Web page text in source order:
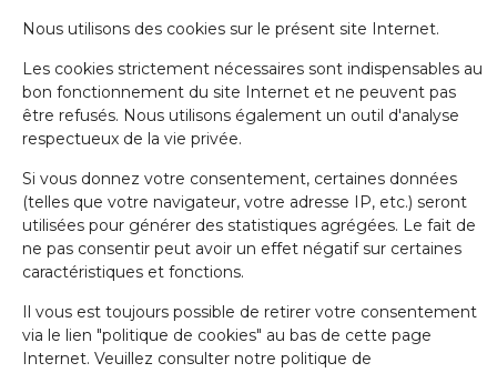
Nous utilisons des cookies sur le présent site Internet.
Les cookies strictement nécessaires sont indispensables au
bon fonctionnement du site Internet et ne peuvent pas
être refusés. Nous utilisons également un outil d'analyse
respectueux de la vie privée.
Si vous donnez votre consentement, certaines données
(telles que votre navigateur, votre adresse IP, etc.) seront
utilisées pour générer des statistiques agrégées. Le fait de
ne pas consentir peut avoir un effet négatif sur certaines
caractéristiques et fonctions.
Il vous est toujours possible de retirer votre consentement
via le lien "politique de cookies" au bas de cette page
Internet. Veuillez consulter notre politique de
E-mail
J'accepte la politique de confidentialité.
IRW-CGSP 2024 / Responsable: Patrick Lebrun, Rue de Namur 47 –
5000 BEEZ / Webmaster :
Olivier Girardi / Website bya.